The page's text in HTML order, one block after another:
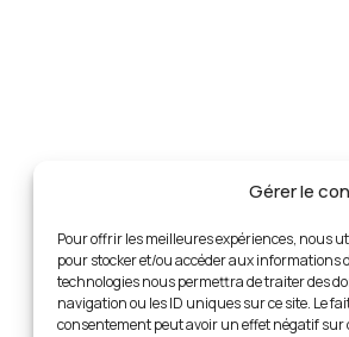
Gérer le
Pour offrir les meilleures expériences, nous
pour stocker et/ou accéder aux informations
technologies nous permettra de traiter des
navigation ou les ID uniques sur ce site. Le
consentement peut avoir un effet négatif